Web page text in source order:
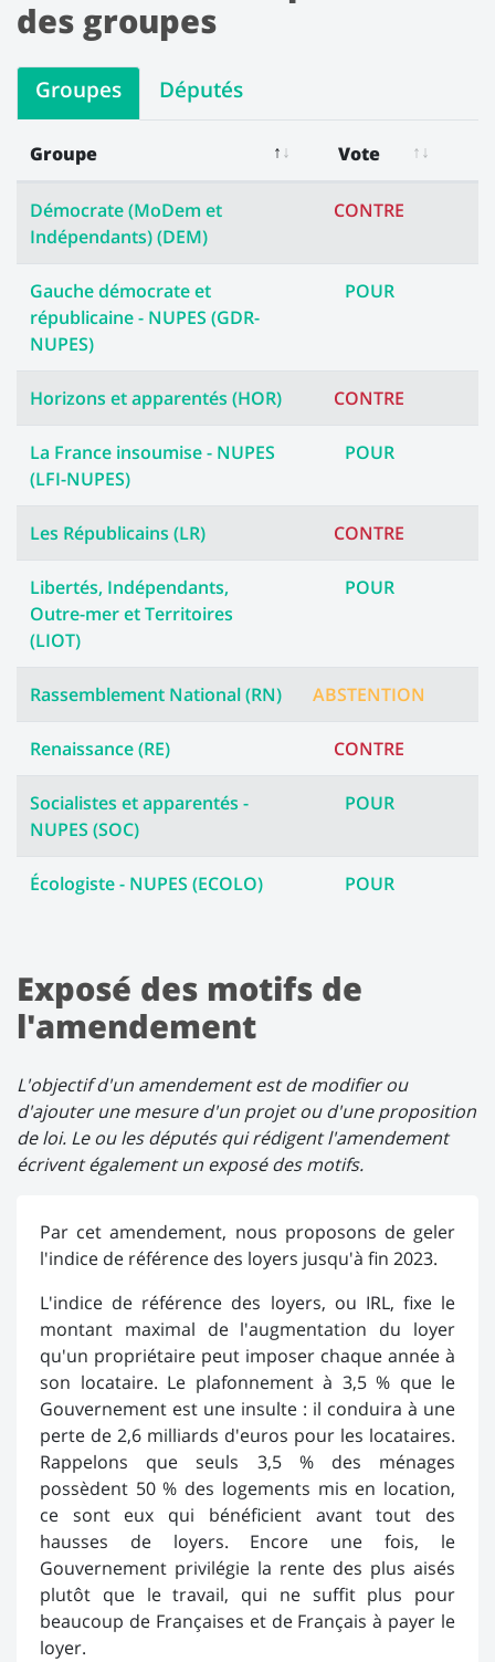
des groupes
Groupes Députés
Groupe Vote
Démocrate (MoDem et
Indépendants) (DEM)
CONTRE
Gauche démocrate et
républicaine - NUPES (GDR-
NUPES)
POUR
Horizons et apparentés (HOR) CONTRE
La France insoumise - NUPES
(LFI-NUPES)
POUR
Les Républicains (LR) CONTRE
Libertés, Indépendants,
Outre-mer et Territoires
(LIOT)
POUR
Rassemblement National (RN) ABSTENTION
Renaissance (RE) CONTRE
Socialistes et apparentés -
NUPES (SOC)
POUR
Écologiste - NUPES (ECOLO) POUR
Exposé des motifs de
l'amendement
L'objectif d'un amendement est de modifier ou
d'ajouter une mesure d'un projet ou d'une proposition
de loi. Le ou les députés qui rédigent l'amendement
écrivent également un exposé des motifs.
Par cet amendement, nous proposons de geler
l'indice de référence des loyers jusqu'à fin 2023.
L'indice de référence des loyers, ou IRL, fixe le
montant maximal de l'augmentation du loyer
qu'un propriétaire peut imposer chaque année à
son locataire. Le plafonnement à 3,5 % que le
Gouvernement est une insulte : il conduira à une
perte de 2,6 milliards d'euros pour les locataires.
Rappelons que seuls 3,5 % des ménages
possèdent 50 % des logements mis en location,
ce sont eux qui bénéficient avant tout des
hausses de loyers. Encore une fois, le
Gouvernement privilégie la rente des plus aisés
plutôt que le travail, qui ne suffit plus pour
beaucoup de Françaises et de Français à payer le
loyer.